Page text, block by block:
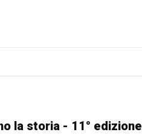
la storia - 11° edizione